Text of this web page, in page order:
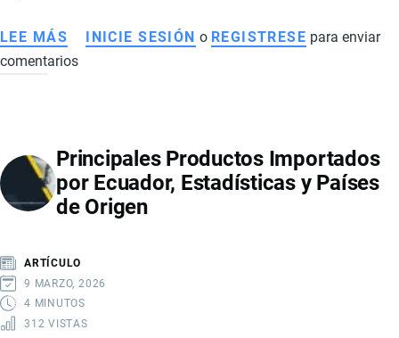
LEE MÁS SOBRE
TRIBUTOS
ECUADOR:
QUÉ
IMPUESTOS
Y
CÓMO
SE
INICIE SESIÓN o REGISTRESE para enviar
comentarios
Principales Productos Importados
por Ecuador, Estadísticas y Países
de Origen
ARTÍCULO
9 MARZO, 2026
4 MINUTOS
312 VISTAS